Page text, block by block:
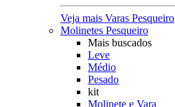
Veja mais Varas Pesqueiro
Molinetes Pesqueiro
Mais buscados
Leve
Médio
Pesado
kit
Molinete e Vara